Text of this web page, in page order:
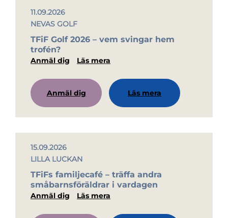
11.09.2026
NEVAS GOLF
TFiF Golf 2026 – vem svingar hem
trofén?
Anmäl dig Läs mera
Anmäl dig Läs mera
15.09.2026
LILLA LUCKAN
TFiFs familjecafé – träffa andra
småbarnsföräldrar i vardagen
Anmäl dig Läs mera